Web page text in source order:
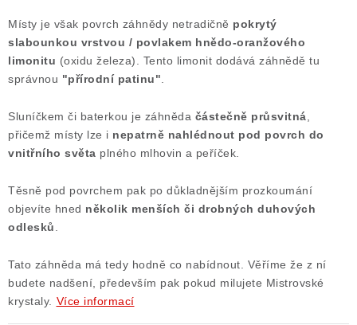
Místy je však povrch záhnědy netradičně pokrytý
slabounkou vrstvou / povlakem hnědo-oranžového
limonitu (oxidu železa). Tento limonit dodává záhnědě tu
správnou "přírodní patinu"
Sluníčkem či baterkou je záhněda částečně průsvitná
přičemž místy lze i nepatrně nahlédnout pod povrch do
vnitřního světa plného mlhovin a peříček.
Těsně pod povrchem pak po důkladnějším prozkoumání
objevíte hned několik menších či drobných duhových
odlesků
Tato záhněda má tedy hodně co nabídnout. Věříme že z ní
budete nadšení, především pak pokud milujete Mistrovské
krystaly. Více informací